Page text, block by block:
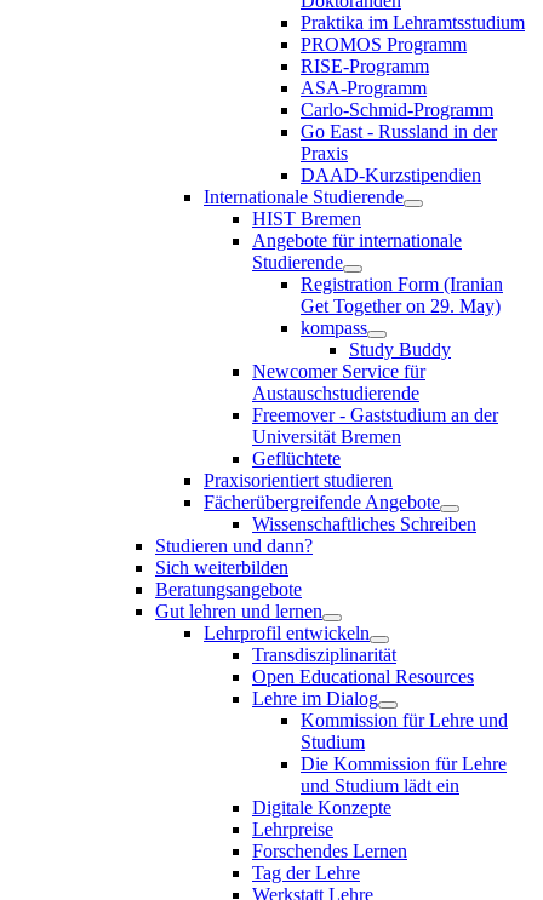
Praktika im Lehramtsstudium
PROMOS Programm
RISE-Programm
ASA-Programm
Carlo-Schmid-Programm
Go East - Russland in der
Praxis
DAAD-Kurzstipendien
Internationale Studierende
HIST Bremen
Angebote für internationale
Studierende
Registration Form (Iranian
Get Together on 29. May)
kompass
Study Buddy
Newcomer Service für
Austauschstudierende
Freemover - Gaststudium an der
Universität Bremen
Geflüchtete
Praxisorientiert studieren
Fächerübergreifende Angebote
Wissenschaftliches Schreiben
Studieren und dann?
Sich weiterbilden
Beratungsangebote
Gut lehren und lernen
Lehrprofil entwickeln
Transdisziplinarität
Open Educational Resources
Lehre im Dialog
Kommission für Lehre und
Studium
Die Kommission für Lehre
und Studium lädt ein
Digitale Konzepte
Lehrpreise
Forschendes Lernen
Tag der Lehre
Werkstatt Lehre